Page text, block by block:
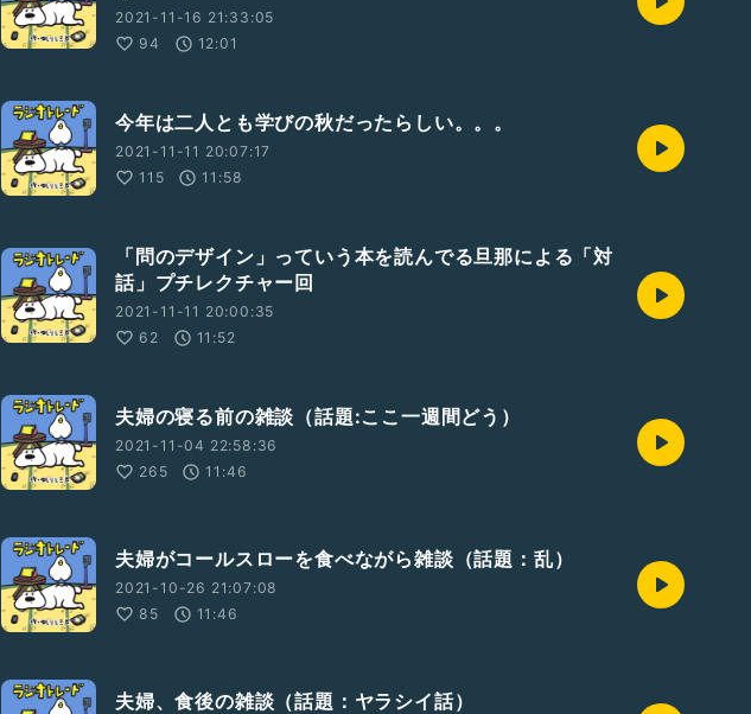
2021-11-16 21:33:05
94
12:01
今年は二人とも学びの秋だったらしい。。。
2021-11-11 20:07:17
115
11:58
「問のデザイン」っていう本を読んでる旦那による「対
話」プチレクチャー回
2021-11-11 20:00:35
62
11:52
夫婦の寝る前の雑談（話題:ここ一週間どう）
2021-11-04 22:58:36
265
11:46
夫婦がコールスローを食べながら雑談（話題：乱）
2021-10-26 21:07:08
85
11:46
夫婦、食後の雑談（話題：ヤラシイ話）